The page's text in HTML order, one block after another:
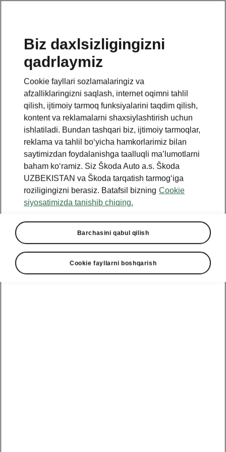
BACK TO MODELS
Octavia I - Manuals
Search parameters
Production period
2003/8
Language
Show
Biz daxlsizligingizni
qadrlaymiz
Cookie fayllari sozlamalaringiz va
afzalliklaringizni saqlash, internet oqimni tahlil
qilish, ijtimoiy tarmoq funksiyalarini taqdim qilish,
kontent va reklamalarni shaxsiylashtirish uchun
ishlatiladi. Bundan tashqari biz, ijtimoiy tarmoqlar,
reklama va tahlil boʻyicha hamkorlarimiz bilan
saytimizdan foydalanishga taalluqli maʼlumotlarni
baham koʻramiz. Siz Škoda Auto a.s. Škoda
UZBEKISTAN va Škoda tarqatish tarmogʻiga
roziligingizni berasiz. Batafsil bizning Cookie
siyosatimizda tanishib chiqing.
Barchasini qabul qilish
Cookie fayllarni boshqarish